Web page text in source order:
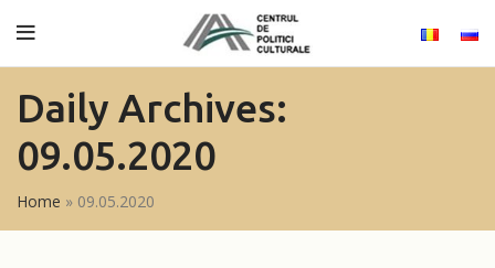
Daily Archives:
09.05.2020
Home » 09.05.2020